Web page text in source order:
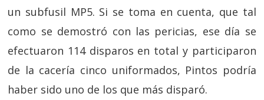
un subfusil MP5. Si se toma en cuenta, que tal
como se demostró con las pericias, ese día se
efectuaron 114 disparos en total y participaron
de la cacería cinco uniformados, Pintos podría
haber sido uno de los que más disparó.